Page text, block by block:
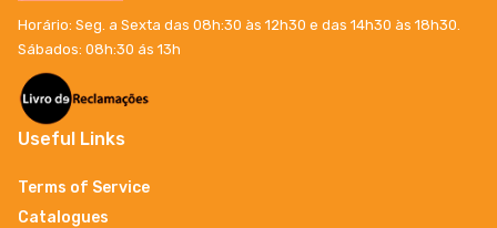
Horário: Seg. a Sexta das 08h:30 às 12h30 e das 14h30 às 18h30.
Sábados: 08h:30 ás 13h
Useful Links
Terms of Service
Catalogues